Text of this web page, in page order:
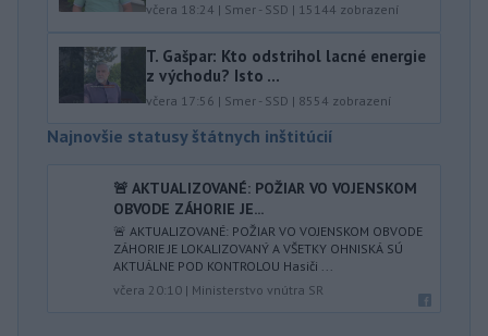
včera 18:24 | Smer - SSD | 15144 zobrazení
T. Gašpar: Kto odstrihol lacné energie
z východu? Isto ...
včera 17:56 | Smer - SSD | 8554 zobrazení
Najnovšie statusy štátnych inštitúcií
🚨 AKTUALIZOVANÉ: POŽIAR VO VOJENSKOM
OBVODE ZÁHORIE JE...
🚨 AKTUALIZOVANÉ: POŽIAR VO VOJENSKOM OBVODE
ZÁHORIE JE LOKALIZOVANÝ A VŠETKY OHNISKÁ SÚ
AKTUÁLNE POD KONTROLOU Hasiči ...
včera 20:10 | Ministerstvo vnútra SR